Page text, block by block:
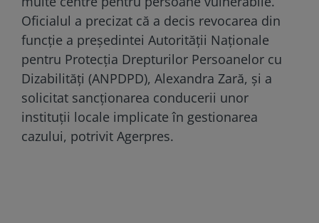
Oficialul a precizat că a decis revocarea din
funcție a președintei Autorității Naționale
pentru Protecția Drepturilor Persoanelor cu
Dizabilități (ANPDPD), Alexandra Zară, și a
solicitat sancționarea conducerii unor
instituții locale implicate în gestionarea
cazului, potrivit Agerpres.